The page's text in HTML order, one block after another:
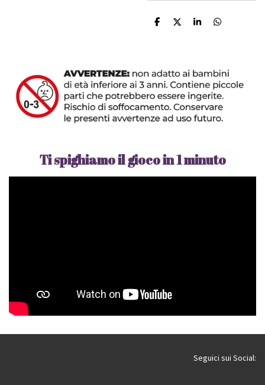
C
v
i
d
i
C
v
i
d
i
C
v
i
d
i
C
v
i
d
i
Ti spighiamo il gioco in 1 minuto
Seguici sui Social: